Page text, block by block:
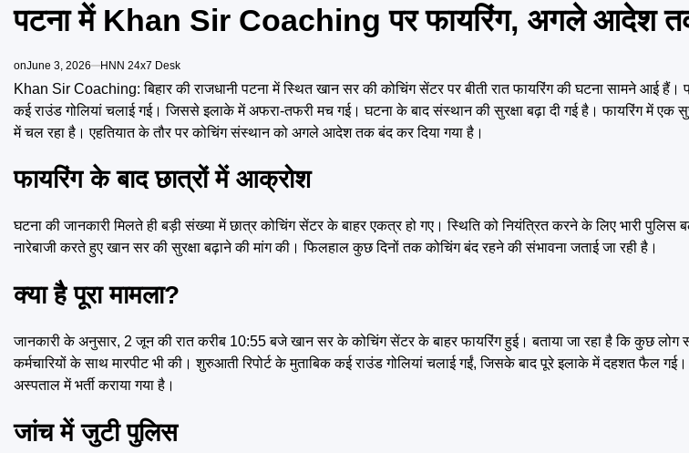
पटना में Khan Sir Coaching पर फायरिंग, अगले आदेश
onJune 3, 2026 HNN 24x7 Desk
Khan Sir Coaching: बिहार की राजधानी पटना में स्थित खान सर की कोचिंग सेंटर पर बीती रात फायरिंग की घटना सामने आई हैं।
कई राउंड गोलियां चलाई गई। जिससे इलाके में अफरा-तफरी मच गई। घटना के बाद संस्थान की सुरक्षा बढ़ा दी गई है। फायरिंग में एक
में चल रहा है। एहतियात के तौर पर कोचिंग संस्थान को अगले आदेश तक बंद कर दिया गया है।
फायरिंग के बाद छात्रों में आक्रोश
घटना की जानकारी मिलते ही बड़ी संख्या में छात्र कोचिंग सेंटर के बाहर एकत्र हो गए। स्थिति को नियंत्रित करने के लिए भारी पुलिस
नारेबाजी करते हुए खान सर की सुरक्षा बढ़ाने की मांग की। फिलहाल कुछ दिनों तक कोचिंग बंद रहने की संभावना जताई जा रही है।
क्या है पूरा मामला?
जानकारी के अनुसार, 2 जून की रात करीब 10:55 बजे खान सर के कोचिंग सेंटर के बाहर फायरिंग हुई। बताया जा रहा है कि कुछ लोग
कर्मचारियों के साथ मारपीट भी की। शुरुआती रिपोर्ट के मुताबिक कई राउंड गोलियां चलाई गईं, जिसके बाद पूरे इलाके में दहशत फैल गई।
अस्पताल में भर्ती कराया गया है।
जांच में जुटी पुलिस